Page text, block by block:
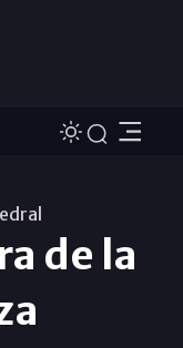
de la